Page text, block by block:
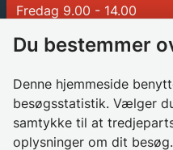
Fredag 9.00 - 14.00
Betalinger til Glostrup
Borgerrådgiver
Du bestemmer
Denne hjemmeside
besøgsstatistik. Vælger
samtykke til at
oplysninger om dit besøg.